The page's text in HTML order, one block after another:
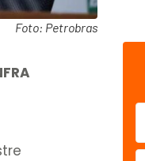
Foto: Petrobras